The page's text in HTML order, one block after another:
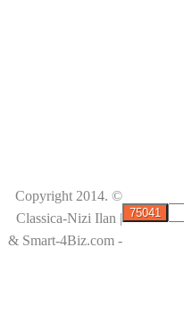
© Copyright 2014.
Classica-Nizi Ilan |
& Smart-4Biz.com -